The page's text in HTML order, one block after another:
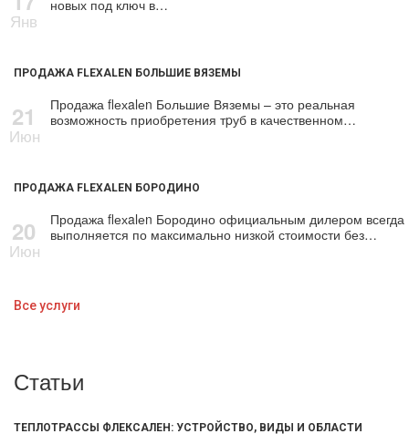
Янв
новых под ключ в…
ПРОДАЖА FLEXALEN БОЛЬШИЕ ВЯЗЕМЫ
21
Июн
Продажа flехalеn Большие Вяземы – это реальная
возможность приобретения тpуб в качественном…
ПРОДАЖА FLEXALEN БОРОДИНО
20
Июн
Продажа flехalеn Бородино официальным дилером всегда
выполняется по максимально низкой стоимости без…
Все услуги
Статьи
ТЕПЛОТРАССЫ ФЛЕКСАЛЕН: УСТРОЙСТВО, ВИДЫ И ОБЛАСТИ